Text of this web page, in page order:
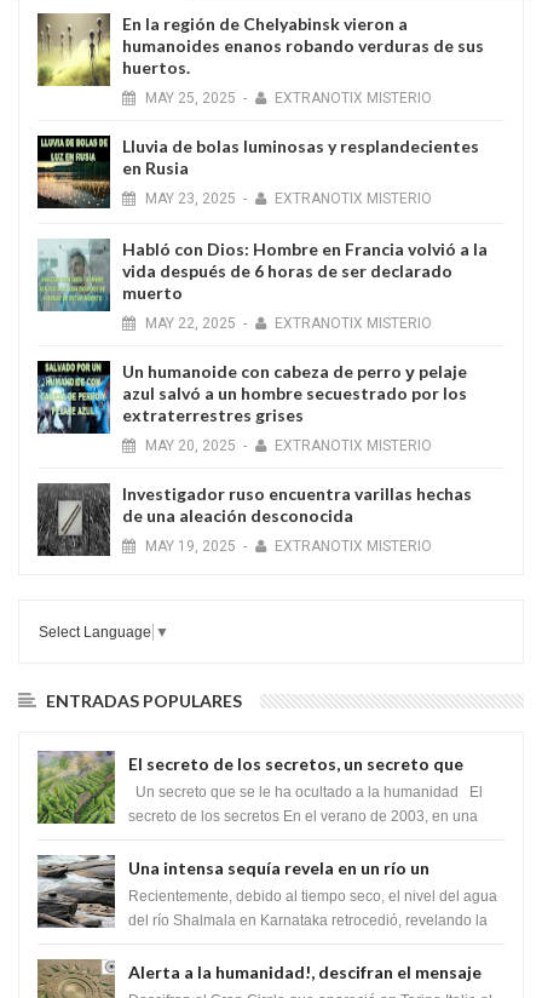
En la región de Chelyabinsk vieron a
humanoides enanos robando verduras de sus
huertos.
MAY 25, 2025 - EXTRANOTIX MISTERIO
Lluvia de bolas luminosas y resplandecientes
en Rusia
MAY 23, 2025 - EXTRANOTIX MISTERIO
Habló con Dios: Hombre en Francia volvió a la
vida después de 6 horas de ser declarado
muerto
MAY 22, 2025 - EXTRANOTIX MISTERIO
Un humanoide con cabeza de perro у pelaje
azul salvó a un hombre secuestrado por los
extraterrestres grises
MAY 20, 2025 - EXTRANOTIX MISTERIO
Investigador ruso encuentra varillas hechas
de una aleación desconocida
MAY 19, 2025 - EXTRANOTIX MISTERIO
Select Language ▼
ENTRADAS POPULARES
El secreto de los secretos, un secreto que
cambiaría por completo el destino de la
humanidad
Un secreto que se le ha ocultado a la humanidad El
secreto de los secretos En el verano de 2003, en una
Una intensa sequía revela en un río un
impresionante hallazgo de miles de Shiva
Lingas
Recientemente, debido al tiempo seco, el nivel del agua
del río Shalmala en Karnataka retrocedió, revelando la
Alerta a la humanidad!, descifran el mensaje